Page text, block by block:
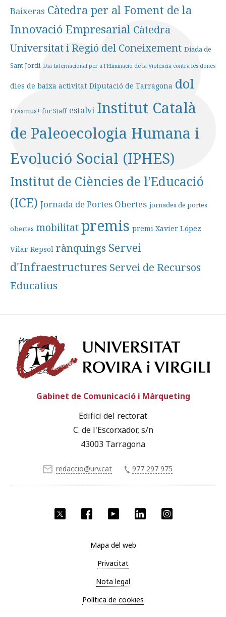
Baixeras Càtedra per al Foment de la
Innovació Empresarial Càtedra
Universitat i Regió del Coneixement Diada de
Sant Jordi Dia Internacional per a l'Eliminació de la Violència contra les dones
dies de baixa activitat Diputació de Tarragona dol
Erasmus+ for Staff estalvi Institut Català
de Paleoecologia Humana i
Evolució Social (IPHES)
Institut de Ciències de l’Educació
(ICE) Jornada de Portes Obertes jornades de portes
obertes mobilitatpremis premi Xavier López
Vilar Repsol rànquings Servei
d'Infraestructures Servei de Recursos
Educatius
Facebook YouTube LinkedIn
Gabinet de Comunicació i Màrqueting
Edifici del rectorat
C. de l'Escorxador, s/n
43003 Tarragona
redaccio@urv.cat 977 297 975
Mapa del web
Privacitat
Nota legal
Política de cookies